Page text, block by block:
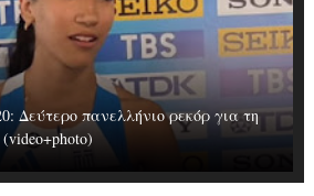
Δεύτερο πανελλήνιο ρεκόρ για τη